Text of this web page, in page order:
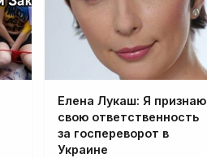
Елена Лукаш: Я признаю
свою ответственность
за госпереворот в
Украине